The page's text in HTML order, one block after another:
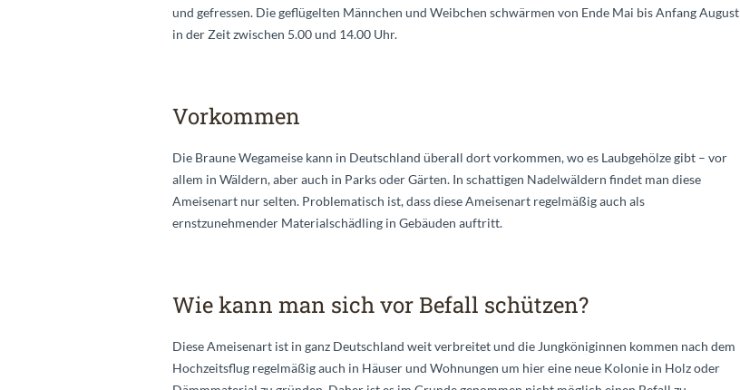
und gefressen. Die geflügelten Männchen und Weibchen schwärmen von Ende Mai bis Anfang August
in der Zeit zwischen 5.00 und 14.00 Uhr.
Vorkommen
Die Braune Wegameise kann in Deutschland überall dort vorkommen, wo es Laubgehölze gibt – vor
allem in Wäldern, aber auch in Parks oder Gärten. In schattigen Nadelwäldern findet man diese
Ameisenart nur selten. Problematisch ist, dass diese Ameisenart regelmäßig auch als
ernstzunehmender Materialschädling in Gebäuden auftritt.
Wie kann man sich vor Befall schützen?
Diese Ameisenart ist in ganz Deutschland weit verbreitet und die Jungköniginnen kommen nach dem
Hochzeitsflug regelmäßig auch in Häuser und Wohnungen um hier eine neue Kolonie in Holz oder